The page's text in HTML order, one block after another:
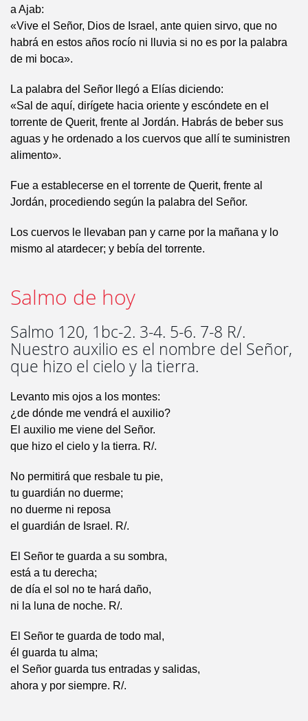
a Ajab:
«Vive el Señor, Dios de Israel, ante quien sirvo, que no
habrá en estos años rocío ni lluvia si no es por la palabra
de mi boca».
La palabra del Señor llegó a Elías diciendo:
«Sal de aquí, dirígete hacia oriente y escóndete en el
torrente de Querit, frente al Jordán. Habrás de beber sus
aguas y he ordenado a los cuervos que allí te suministren
alimento».
Fue a establecerse en el torrente de Querit, frente al
Jordán, procediendo según la palabra del Señor.
Los cuervos le llevaban pan y carne por la mañana y lo
mismo al atardecer; y bebía del torrente.
Salmo de hoy
Salmo 120, 1bc-2. 3-4. 5-6. 7-8 R/.
Nuestro auxilio es el nombre del Señor,
que hizo el cielo y la tierra.
Levanto mis ojos a los montes:
¿de dónde me vendrá el auxilio?
El auxilio me viene del Señor.
que hizo el cielo y la tierra. R/.
No permitirá que resbale tu pie,
tu guardián no duerme;
no duerme ni reposa
el guardián de Israel. R/.
El Señor te guarda a su sombra,
está a tu derecha;
de día el sol no te hará daño,
ni la luna de noche. R/.
El Señor te guarda de todo mal,
él guarda tu alma;
el Señor guarda tus entradas y salidas,
ahora y por siempre. R/.